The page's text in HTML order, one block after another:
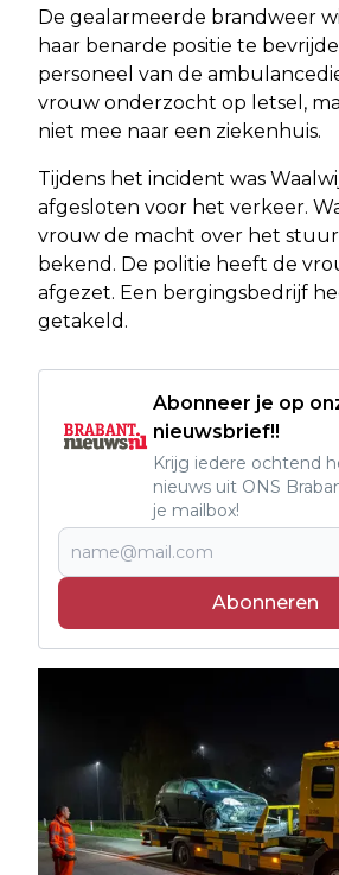
De gealarmeerde brandweer
haar benarde positie te
personeel van de
vrouw onderzocht op letsel,
niet mee naar een ziekenhuis.
Tijdens het incident was
afgesloten voor het verkeer.
vrouw de macht over het
bekend. De politie heeft de
afgezet. Een bergingsbedrijf
getakeld.
Abonneer je op
nieuwsbrief!!
Krijg iedere ochtend
nieuws uit ONS
je mailbox!
Abonneren